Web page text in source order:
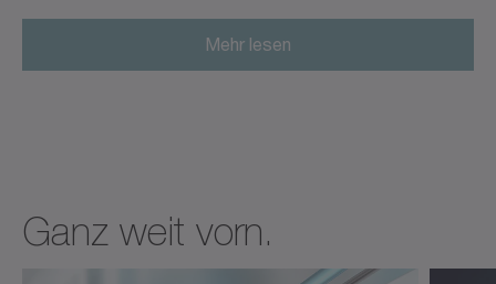
Mehr lesen
Ganz weit vorn.